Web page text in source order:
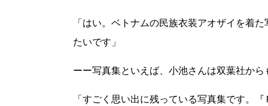
「はい。ベトナムの民族衣装アオザイを着
たいです」
ーー写真集といえば、小池さんは双葉社か
「すごく思い出に残っている写真集です。